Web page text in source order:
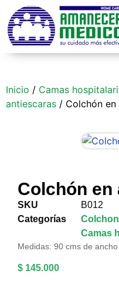
Inicio / Camas
antiescaras / Colchón
Colchón en
SKU
B012
Categorías
Camas
Medidas: 90 cms de
$ 145.000